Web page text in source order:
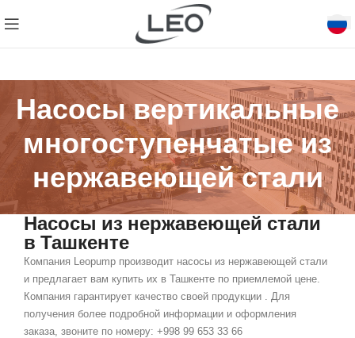
Насосы вертикальные
многоступенчатые из
нержавеющей стали
Насосы из нержавеющей стали
в Ташкенте
Компания Leopump производит насосы из нержавеющей стали
и предлагает вам купить их в Ташкенте по приемлемой цене.
Компания гарантирует качество своей продукции . Для
получения более подробной информации и оформления
заказа, звоните по номеру: +998 99 653 33 66